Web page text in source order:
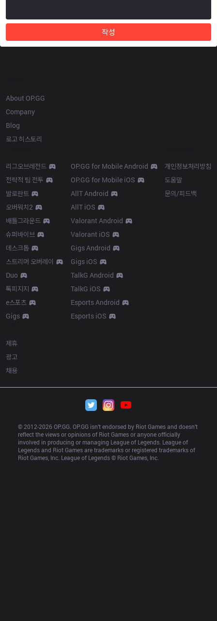
작성
About OP.GG
Company
Blog
로고 히스토리
리그오브레전드
전략적 팀 전투
발로란트
오버워치2
배틀그라운드
슈퍼바이브
데스크톱
스트리머 오버레이
Duo
톡피지지
e스포츠
Gigs
OP.GG for Mobile Android
OP.GG for Mobile iOS
AllT Android
AllT iOS
Valorant Android
Valorant iOS
Gigs Android
Gigs iOS
TalkG Android
TalkG iOS
Esports Android
Esports iOS
개인정보처리방침
도움말
문의/피드백
제휴
광고
채용
© 2012-2026 OP.GG. OP.GG isn’t endorsed by Riot Games and doesn’t
reflect the views or opinions of Riot Games or anyone officially
involved in producing or managing League of Legends. League of
Legends and Riot Games are trademarks or registered trademarks of
Riot Games, Inc. League of Legends © Riot Games, Inc.